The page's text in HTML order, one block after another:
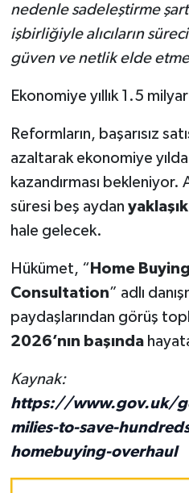
nedenle sadeleştirme
işbirliğiyle alıcıların
güven ve netlik elde
Ekonomiye yıllık 1.5
Reformların, başarısız
azaltarak ekonomiye yılda
kazandırması bekleniyor.
süresi beş aydan
hale gelecek.
Hükümet, “ Home
Consultation” adlı
paydaşlarından görüş
2026’nın başında
Kaynak:
https://www.gov.uk/
milies-to-save-
homebuying-overhaul